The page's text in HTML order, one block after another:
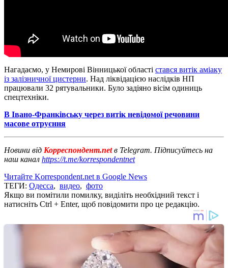
Нагадаємо, у Немирові Вінницької області стався витік аміаку
із залізничної цистерни. Над ліквідацією наслідків НП
працювали 32 рятувальники. Було задіяно вісім одиниць
спецтехніки.
В Івано-Франківську через витік невідомої речовини
масове отруєння
Новини від Корреспондент.netв Telegram. Підписуйтесь на
наш канал https://t.me/korrespondentnet
Читайте Korrespondent.net в Google News
ТЕГИ: Одесса, видео, фото
Якщо ви помітили помилку, виділіть необхідний текст і
натисніть Ctrl + Enter, щоб повідомити про це редакцію.